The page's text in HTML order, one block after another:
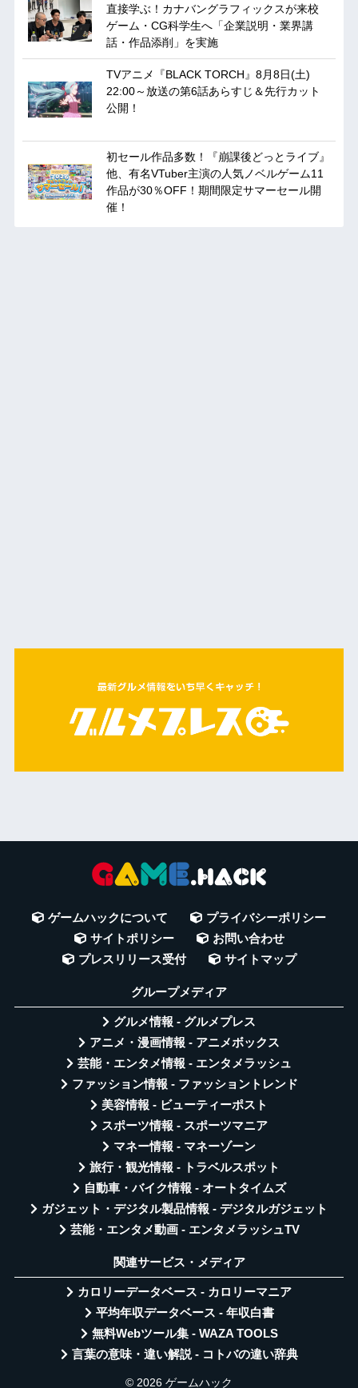
直接学ぶ！カナバングラフィックスが来校
ゲーム・CG科学生へ「企業説明・業界講
話・作品添削」を実施
TVアニメ『BLACK TORCH』8月8日(土)
22:00～放送の第6話あらすじ＆先行カット
公開！
初セール作品多数！『崩課後どっとライブ』
他、有名VTuber主演の人気ノベルゲーム11
作品が30％OFF！期間限定サマーセール開
催！
ゲームハックについて
プライバシーポリシー
サイトポリシー
お問い合わせ
プレスリリース受付
サイトマップ
グループメディア
グルメ情報 - グルメプレス
アニメ・漫画情報 - アニメボックス
芸能・エンタメ情報 - エンタメラッシュ
ファッション情報 - ファッショントレンド
美容情報 - ビューティーポスト
スポーツ情報 - スポーツマニア
マネー情報 - マネーゾーン
旅行・観光情報 - トラベルスポット
自動車・バイク情報 - オートタイムズ
ガジェット・デジタル製品情報 - デジタルガジェット
芸能・エンタメ動画 - エンタメラッシュTV
関連サービス・メディア
カロリーデータベース - カロリーマニア
平均年収データベース - 年収白書
無料Webツール集 - WAZA TOOLS
言葉の意味・違い解説 - コトバの違い辞典
© 2026 ゲームハック